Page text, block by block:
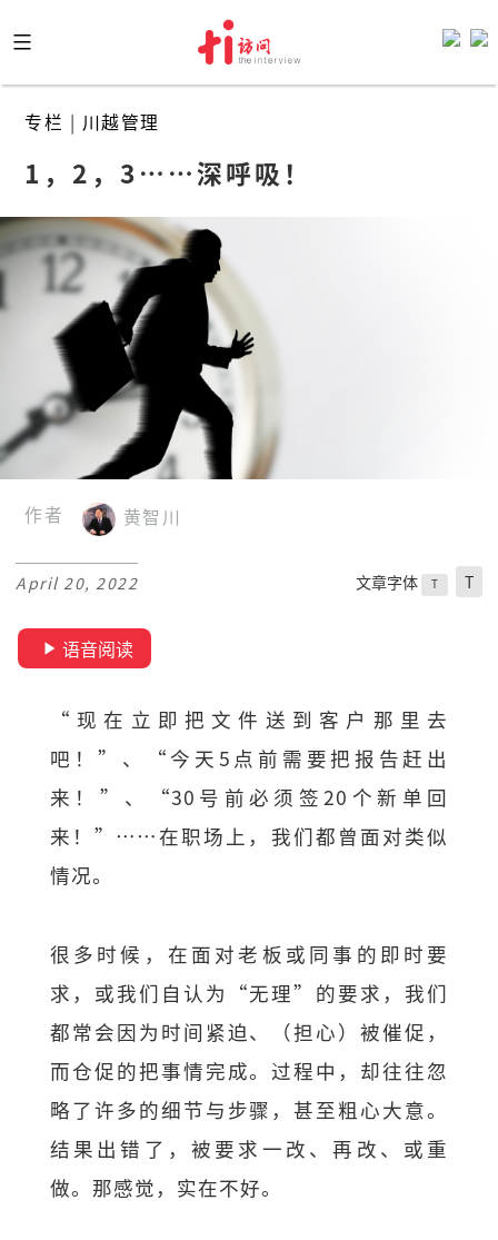
to
content
专栏 | 川越管理
1，2，3……深呼吸！
作者 黄智川
April 20, 2022 文章字体 T T
语音阅读
“现在立即把文件送到客户那里去
吧！”、“今天5点前需要把报告赶出
来！”、“30号前必须签20个新单回
来！”……在职场上，我们都曾面对类似
情况。
很多时候，在面对老板或同事的即时要
求，或我们自认为“无理”的要求，我们
都常会因为时间紧迫、（担心）被催促，
而仓促的把事情完成。过程中，却往往忽
略了许多的细节与步骤，甚至粗心大意。
结果出错了，被要求一改、再改、或重
做。那感觉，实在不好。